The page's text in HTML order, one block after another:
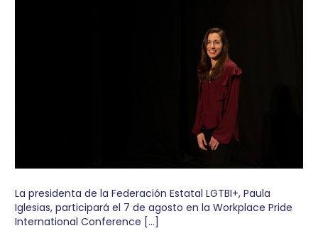
La presidenta de la Federación Estatal LGTBI+, Paula
Iglesias, participará el 7 de agosto en la Workplace Pride
International Conference […]